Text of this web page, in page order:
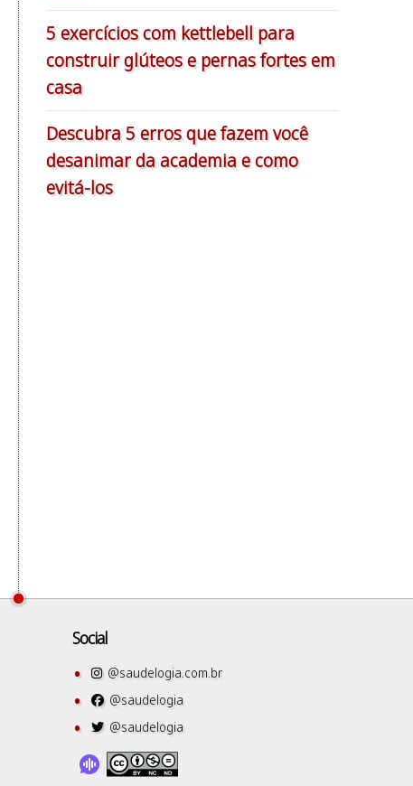
5 exercícios com kettlebell para
construir glúteos e pernas fortes em
casa
Descubra 5 erros que fazem você
desanimar da academia e como
evitá-los
Social
@saudelogia.com.br
@saudelogia
@saudelogia